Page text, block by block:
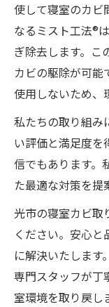
使して寝室のカビ
なるミスト工法®
ぎ除去します。こ
カビの駆除が可能
使用しないため、
私たちの取り組み
い評価と満足度を
信でもあります。
た最適な対策を提
光市の寝室カビ取
ください。安心
に解決いたします
専門スタッフが丁
室環境を取り戻し